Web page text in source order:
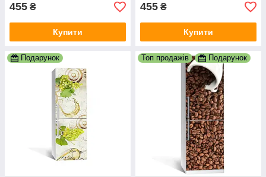
455 ₴
Купити
455 ₴
Купити
Подарунок Топ продажів Подарунок